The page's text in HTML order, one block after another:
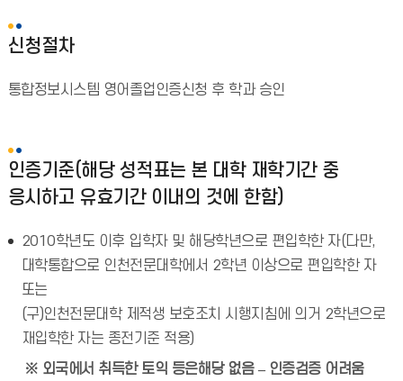
신청절차
통합정보시스템 영어졸업인증신청 후 학과 승인
인증기준(해당 성적표는 본 대학 재학기간 중
응시하고 유효기간 이내의 것에 한함)
2010학년도 이후 입학자 및 해당학년으로 편입학한 자(다만,
대학통합으로 인천전문대학에서 2학년 이상으로 편입학한 자
또는
(구)인천전문대학 제적생 보호조치 시행지침에 의거 2학년으로
재입학한 자는 종전기준 적용)
※ 외국에서 취득한 토익 등은해당 없음 – 인증검증 어려움